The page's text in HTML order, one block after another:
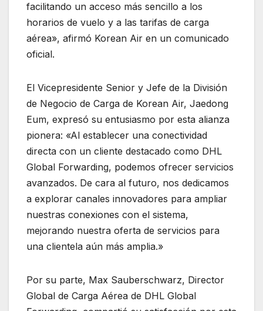
facilitando un acceso más sencillo a los
horarios de vuelo y a las tarifas de carga
aérea», afirmó Korean Air en un comunicado
oficial.
El Vicepresidente Senior y Jefe de la División
de Negocio de Carga de Korean Air, Jaedong
Eum, expresó su entusiasmo por esta alianza
pionera: «Al establecer una conectividad
directa con un cliente destacado como DHL
Global Forwarding, podemos ofrecer servicios
avanzados. De cara al futuro, nos dedicamos
a explorar canales innovadores para ampliar
nuestras conexiones con el sistema,
mejorando nuestra oferta de servicios para
una clientela aún más amplia.»
Por su parte, Max Sauberschwarz, Director
Global de Carga Aérea de DHL Global